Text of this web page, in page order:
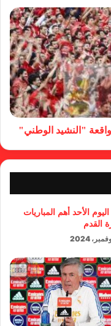
"النشيد الوطني"
الأحد أهم المباريات
القدم